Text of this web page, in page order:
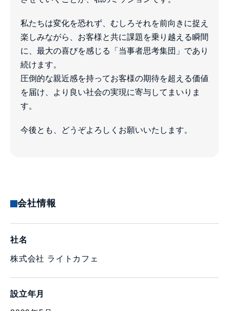
私たちは変化を恐れず、むしろそれを前向きに捉え
楽しみながら、お客様と共に課題を乗り越える瞬間
に、最大の喜びを感じる「当事者思考集団」であり
続けます。
圧倒的な親近感を持ってお客様の期待を超える価値
を届け、より良い社会の実現に寄与してまいりま
す。
今後とも、どうぞよろしくお願いいたします。
会社情報
社名
株式会社 ライトカフェ
設立年月